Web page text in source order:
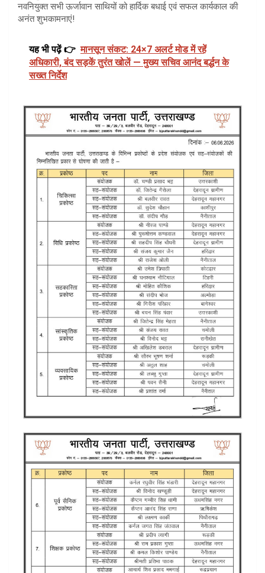
​नवनियुक्त सभी ऊर्जावान साथियों को हार्दिक बधाई एवं सफल कार्यकाल की
अनंत शुभकामनाएं!
यह भी पढ़ें 👉 मानसून संकट: 24×7 अलर्ट मोड में रहें
अधिकारी, बंद सड़कें तुरंत खोलें — मुख्य सचिव आनंद बर्द्धन के
सख्त निर्देश